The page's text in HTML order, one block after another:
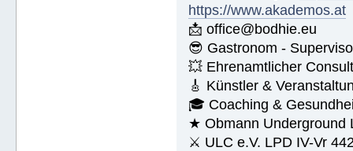
https://www.akademos.at
📩 office@bodhie.eu
😎 Gastronom -
💥 Ehrenamtlicher
🎸 Künstler &
🎓 Coaching &
★ Obmann Underground
⚔ ULC e.V. LPD IV-Vr